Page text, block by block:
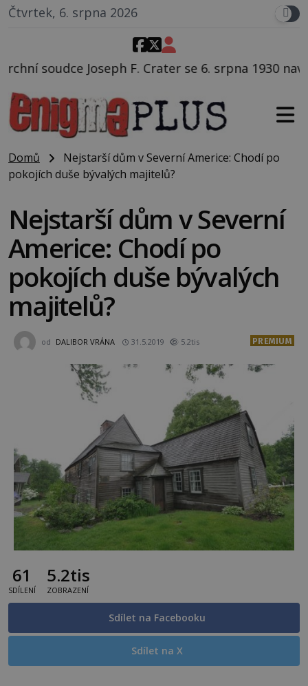
Čtvrtek, 6. srpna 2026
Crater se 6. srpna 1930 navečeří ve své
Domů
Nejstarší dům v Severní Americe: Chodí po
pokojích duše bývalých majitelů?
Nejstarší dům v Severní
Americe: Chodí po
pokojích duše bývalých
majitelů?
od DALIBOR VRÁNA 31.5.2019 5.2tis PREMIUM
61
SDÍLENÍ
5.2tis
ZOBRAZENÍ
Sdílet na Facebooku
Sdílet na X